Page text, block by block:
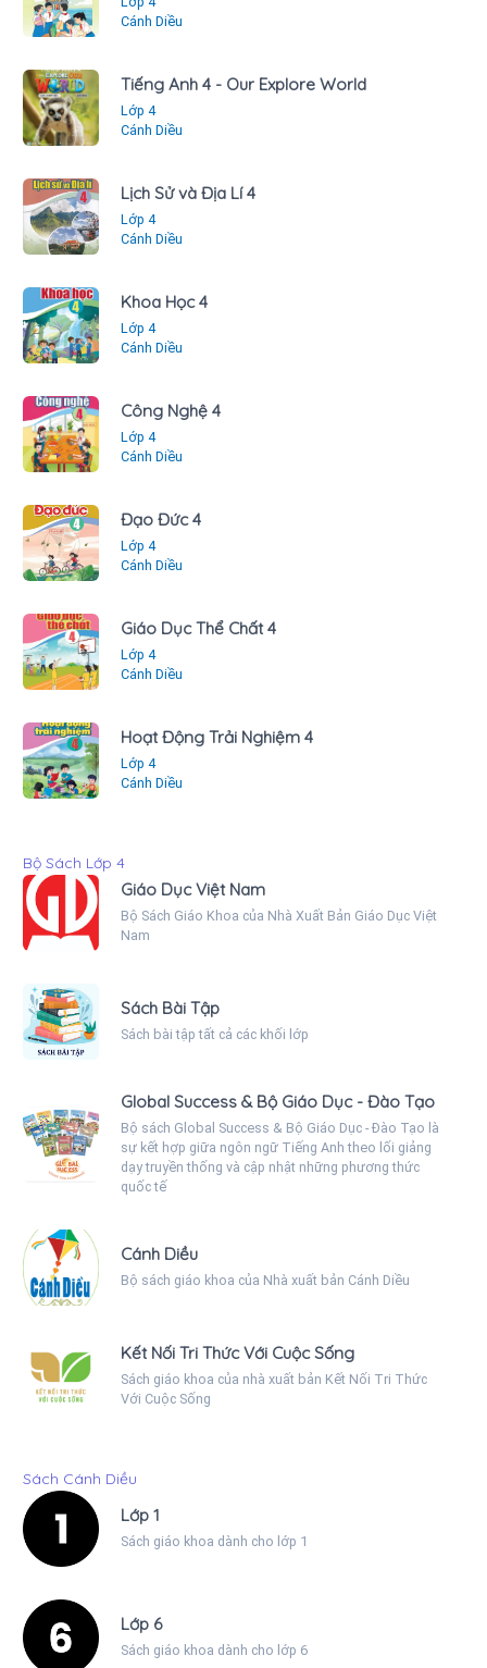
Cánh Diều
Tiếng Anh 4 - Our Explore World
Lớp 4
Cánh Diều
Lịch Sử và Địa Lí 4
Lớp 4
Cánh Diều
Khoa Học 4
Lớp 4
Cánh Diều
Công Nghệ 4
Lớp 4
Cánh Diều
Đạo Đức 4
Lớp 4
Cánh Diều
Giáo Dục Thể Chất 4
Lớp 4
Cánh Diều
Hoạt Động Trải Nghiệm 4
Lớp 4
Cánh Diều
Bộ Sách Lớp 4
Giáo Dục Việt Nam
Bộ Sách Giáo Khoa của Nhà Xuất Bản Giáo Dục Việt
Nam
Sách Bài Tập
Sách bài tập tất cả các khối lớp
Global Success & Bộ Giáo Dục - Đào Tạo
Bộ sách Global Success & Bộ Giáo Dục - Đào Tạo là
sự kết hợp giữa ngôn ngữ Tiếng Anh theo lối giảng
dạy truyền thống và cập nhật những phương thức
quốc tế
Cánh Diều
Bộ sách giáo khoa của Nhà xuất bản Cánh Diều
Kết Nối Tri Thức Với Cuộc Sống
Sách giáo khoa của nhà xuất bản Kết Nối Tri Thức
Với Cuộc Sống
Sách Cánh Diều
Lớp 1
Sách giáo khoa dành cho lớp 1
Lớp 6
Sách giáo khoa dành cho lớp 6